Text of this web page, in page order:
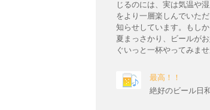
じるのには、実は気温や
をより一層楽しんでいた
知らせしています。もし
夏まっさかり、ビールが
ぐいっと一杯やってみませ
最高！！
絶好のビール